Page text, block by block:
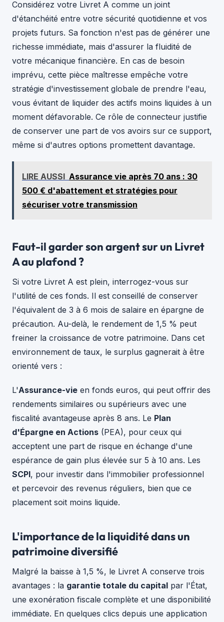
Considérez votre Livret A comme un joint
d'étanchéité entre votre sécurité quotidienne et vos
projets futurs. Sa fonction n'est pas de générer une
richesse immédiate, mais d'assurer la fluidité de
votre mécanique financière. En cas de besoin
imprévu, cette pièce maîtresse empêche votre
stratégie d'investissement globale de prendre l'eau,
vous évitant de liquider des actifs moins liquides à un
moment défavorable. Ce rôle de connecteur justifie
de conserver une part de vos avoirs sur ce support,
même si d'autres options promettent davantage.
LIRE AUSSI Assurance vie après 70 ans : 30
500 € d'abattement et stratégies pour
sécuriser votre transmission
Faut-il garder son argent sur un Livret
A au plafond ?
Si votre Livret A est plein, interrogez-vous sur
l'utilité de ces fonds. Il est conseillé de conserver
l'équivalent de 3 à 6 mois de salaire en épargne de
précaution. Au-delà, le rendement de 1,5 % peut
freiner la croissance de votre patrimoine. Dans cet
environnement de taux, le surplus gagnerait à être
orienté vers :
L'Assurance-vie en fonds euros, qui peut offrir des
rendements similaires ou supérieurs avec une
fiscalité avantageuse après 8 ans. Le Plan
d'Épargne en Actions (PEA), pour ceux qui
acceptent une part de risque en échange d'une
espérance de gain plus élevée sur 5 à 10 ans. Les
SCPI, pour investir dans l'immobilier professionnel
et percevoir des revenus réguliers, bien que ce
placement soit moins liquide.
L'importance de la liquidité dans un
patrimoine diversifié
Malgré la baisse à 1,5 %, le Livret A conserve trois
avantages : la garantie totale du capital par l'État,
une exonération fiscale complète et une disponibilité
immédiate. En quelques clics depuis une application